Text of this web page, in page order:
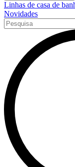
Linhas de casa de
Novidades